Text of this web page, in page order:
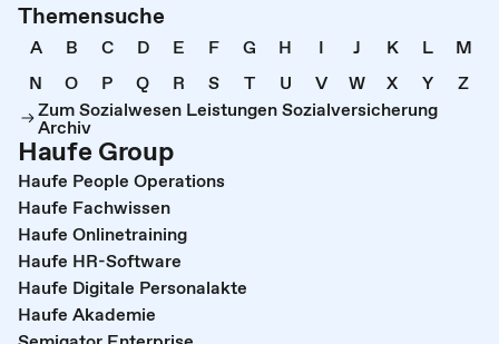
Themensuche
A B C D E F G H I J K L
M
N
O P Q R S T U V W X Y
Z
Zum Sozialwesen Leistungen Sozialversicherung
Archiv
Haufe Group
Haufe People Operations
Haufe Fachwissen
Haufe Onlinetraining
Haufe HR-Software
Haufe Digitale Personalakte
Haufe Akademie